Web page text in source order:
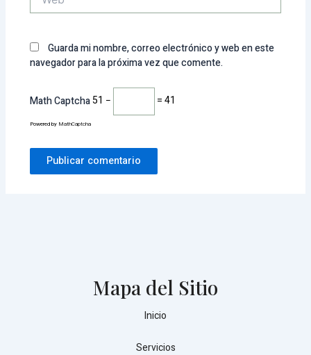
Guarda mi nombre, correo electrónico y web en este
navegador para la próxima vez que comente.
Math Captcha51 − = 41
Powered by MathCaptcha
Mapa del Sitio
Inicio
Servicios